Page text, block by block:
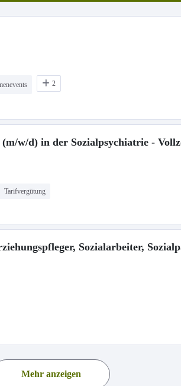
2
w/d) in der Sozialpsychiatrie -
Tarifvergütung
Sozialarbeiter,
Mehr anzeigen